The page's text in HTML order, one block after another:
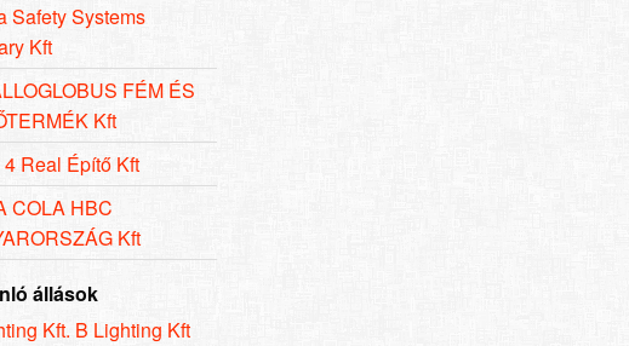
Safety Systems
Kft
FÉM ÉS
Kft
Real Építő Kft
COLA HBC
Kft
állások
Kft. B Lighting Kft